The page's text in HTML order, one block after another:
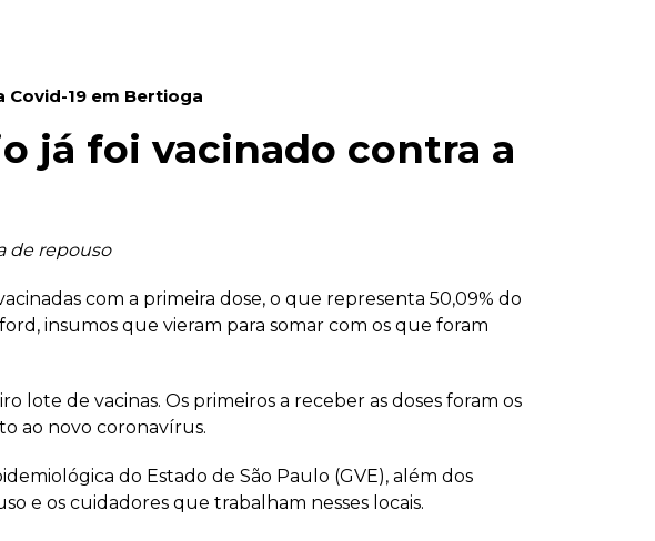
19 em Bertioga
já foi vacinado contra a
de repouso
com a primeira dose, o que representa 50,09% do
insumos que vieram para somar com os que foram
de vacinas. Os primeiros a receber as doses foram os
ao novo coronavírus.
do Estado de São Paulo (GVE), além dos
e os cuidadores que trabalham nesses locais.